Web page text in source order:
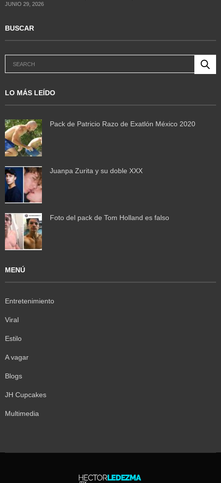
JUNIO 29, 2026
BUSCAR
LO MÁS LEÍDO
Pack de Patricio Razo de Exatlón México 2020
Juanpa Zurita y su doble XXX
Foto del pack de Tom Holland es falso
MENÚ
Entretenimiento
Viral
Estilo
A vagar
Blogs
JH Cupcakes
Multimedia